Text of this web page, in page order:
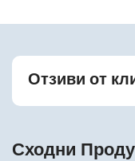
Отзиви от
Сходни